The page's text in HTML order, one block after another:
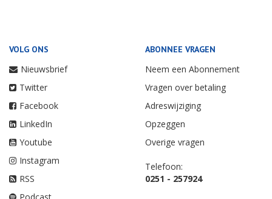
VOLG ONS
Nieuwsbrief
Twitter
Facebook
LinkedIn
Youtube
Instagram
RSS
ABONNEE VRAGEN
Neem een Abonnement
Vragen over betaling
Adreswijziging
Opzeggen
Overige vragen
Telefoon:
0251 - 257924